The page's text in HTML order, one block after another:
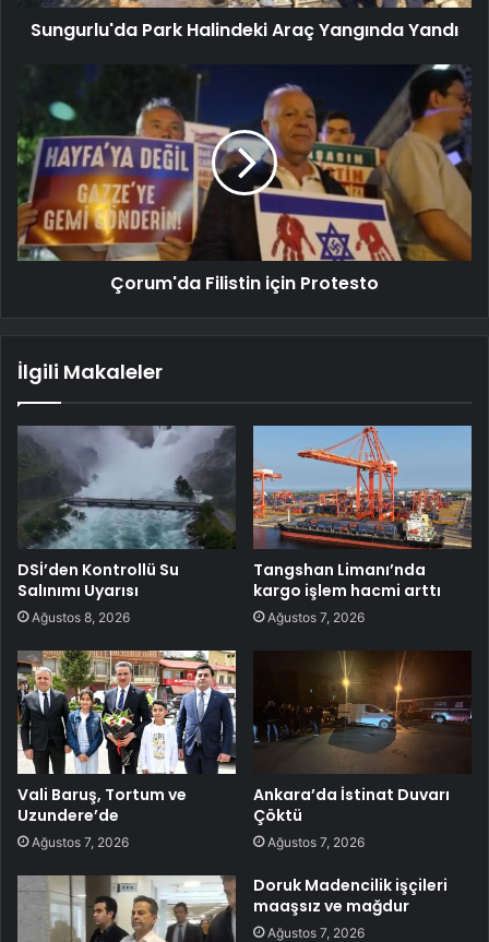
Sungurlu'da Park Halindeki Araç Yangında Yandı
Çorum'da Filistin için Protesto
İlgili Makaleler
DSİ’den Kontrollü Su
Salınımı Uyarısı
Ağustos 8, 2026
Tangshan Limanı’nda
kargo işlem hacmi arttı
Ağustos 7, 2026
Vali Baruş, Tortum ve
Uzundere’de
Ağustos 7, 2026
Ankara’da İstinat Duvarı
Çöktü
Ağustos 7, 2026
Doruk Madencilik işçileri
maaşsız ve mağdur
Ağustos 7, 2026